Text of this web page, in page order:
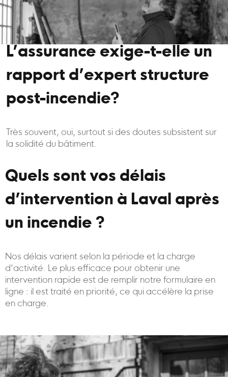
L’assurance exige-t-elle un
rapport d’expert structure
post-incendie?
Très souvent, oui, surtout si des doutes subsistent sur
la solidité du bâtiment.
Quels sont vos délais
d’intervention à Laval après
un incendie ?
Nos délais varient selon la période et la charge
d’activité. Le plus efficace pour obtenir une
intervention rapide est de remplir notre formulaire en
ligne : il est traité en priorité, ce qui accélère la prise
en charge.